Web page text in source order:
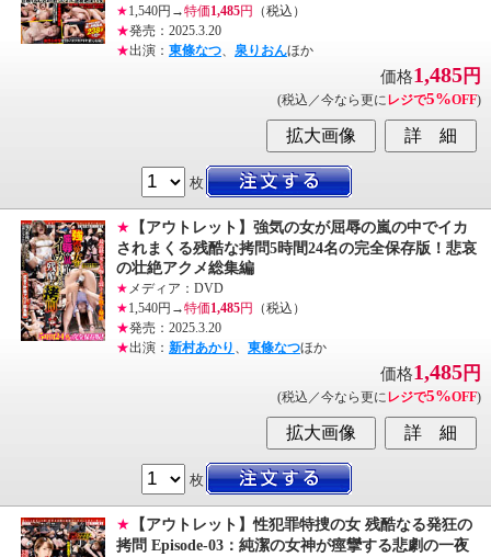
★1,540円→特価1,485円
（税込）
★発売：2025.3.20
★出演： 東條なつ、 泉りおんほか
価格1,485円
(税込／今なら更に レジで5%OFF)
枚
★ 【アウトレット】強気の女が屈辱の嵐の中でイカ
されまくる残酷な拷問5時間24名の完全保存版！悲哀
の壮絶アクメ総集編
★ メディア：DVD
★1,540円→特価1,485円
（税込）
★発売：2025.3.20
★出演： 新村あかり 、 東條なつほか
価格1,485円
(税込／今なら更に レジで5%OFF)
枚
★ 【アウトレット】性犯罪特捜の女 残酷なる発狂の
拷問 Episode-03：純潔の女神が痙攣する悲劇の一夜